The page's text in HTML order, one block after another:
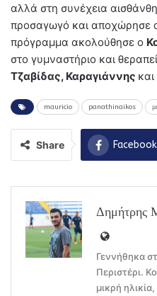
αλλά στη συνέχεια
προσαγωγό και αποχώρησε
πρόγραμμα ακολούθησε ο
στο γυμναστήριο και
Τζαβίδας, Καραγιάννης και
mauricio panathinaikos
Share Facebook
Δημήτρης
Γεννήθηκα
Περιστέρι.
μικρή